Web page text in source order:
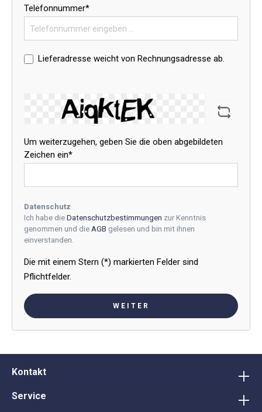
Telefonnummer*
Lieferadresse weicht von Rechnungsadresse ab.
Um weiterzugehen, geben Sie die oben abgebildeten
Zeichen ein*
Datenschutz
Ich habe die Datenschutzbestimmungen zur Kenntnis
genommen und die AGB gelesen und bin mit ihnen
einverstanden.
Die mit einem Stern (*) markierten Felder sind
Pflichtfelder.
WEITER
Kontakt
Service